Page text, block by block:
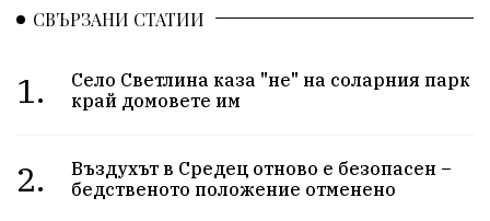
СВЪРЗАНИ СТАТИИ
1.
Село Светлина каза "не" на соларния парк
край домовете им
2.
Въздухът в Средец отново е безопасен –
бедственото положение отменено